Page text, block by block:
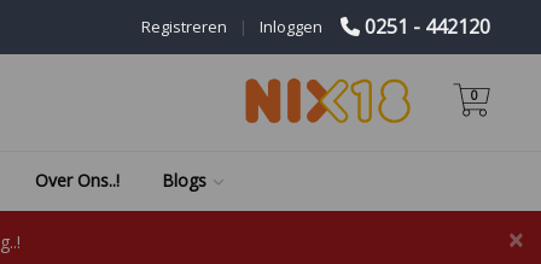
0251 - 442120
Inloggen
|
Registreren
0
Over Ons..! Blogs
×